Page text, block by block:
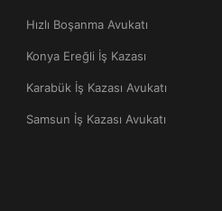
Hızlı Boşanma Avukatı
Konya Ereğli İş Kazası
Karabük İş Kazası Avukatı
Samsun İş Kazası Avukatı